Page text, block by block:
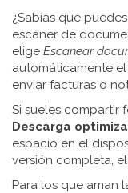
¿Sabías que
escáner de
elige Escanear
automáticamente
enviar facturas o
Si sueles compartir
Descarga
espacio en el
versión completa,
Para los que aman